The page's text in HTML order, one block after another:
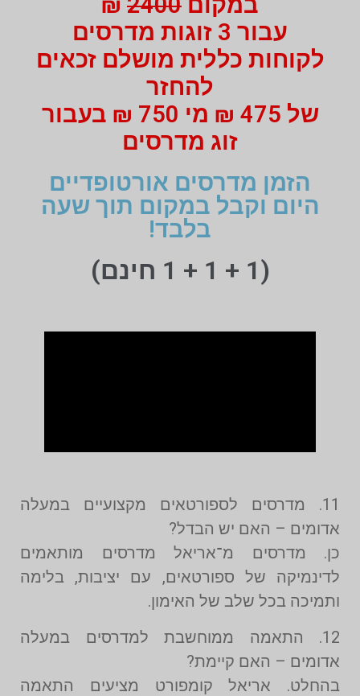
עבור 3 זוגות מדרסים
לקוחות כללית מושלם זכאים
להחזר
של 475 ₪ מי 750 ₪ בעבור
זוג מדרסים
הזמן מדרסים אורטופדיים
היום וקבל במקום תוך שעה
בלבד!
(1 + 1 + 1 חינם)
11. מדרסים לספורטאים מקצועיים במעלה
אדומים – האם יש הבדל?
כן. מדרסים מ־אריאל מדרסים מותאמים
לדינמיקה של ספורטאים, עם יציבות, בלימה
ותמיכה בכל שלב של האימון.
12. התאמה ממוחשבת למדרסים במעלה
אדומים – האם קיימת?
בהחלט. אריאל קומפורט מציעים התאמה